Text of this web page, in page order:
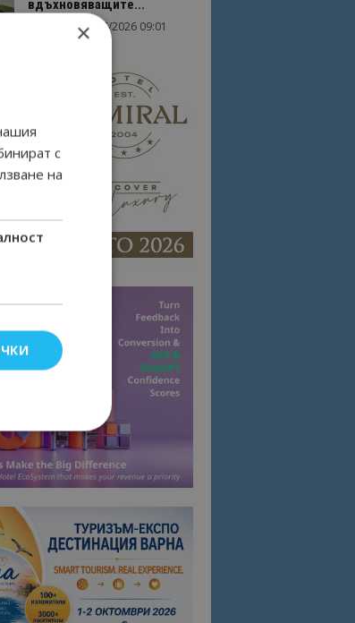
вдъхновяващите...
17/06/2026 09:01
×
с
на
и
сайта.